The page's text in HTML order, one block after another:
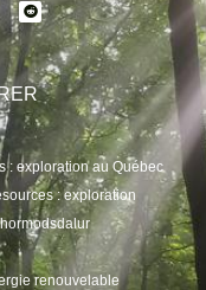
: exploration au Québec
: exploration
renouvelable